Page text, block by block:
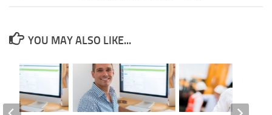
YOU MAY ALSO LIKE...